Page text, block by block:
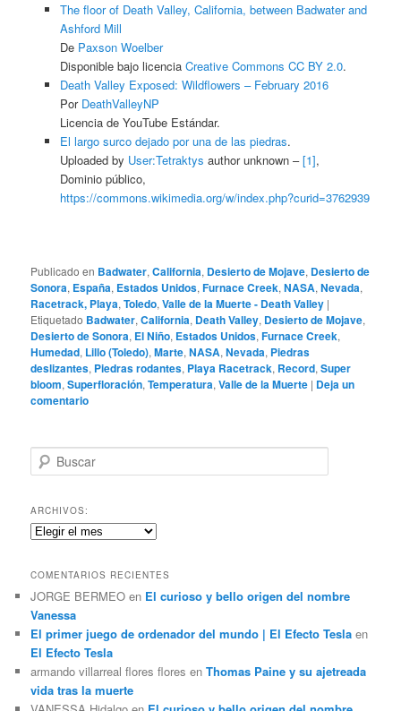
The floor of Death Valley, California, between Badwater and
Ashford Mill
De Paxson Woelber
Disponible bajo licencia Creative Commons CC BY 2.0.
Death Valley Exposed: Wildflowers – February 2016
Por DeathValleyNP
Licencia de YouTube Estándar.
El largo surco dejado por una de las piedras.
Uploaded by User:Tetraktys author unknown –[1],
Dominio público,
https://commons.wikimedia.org/w/index.php?curid=3762939
Publicado en Badwater,California, Desierto de Mojave, Desierto de
Sonora, España, Estados Unidos,Furnace Creek,NASA,Nevada,
Racetrack, Playa,Toledo,Valle de la Muerte - Death Valley |
Etiquetado Badwater,California, Death Valley, Desierto de Mojave,
Desierto de Sonora, El Niño, Estados Unidos,Furnace Creek,
Humedad, Lillo (Toledo),Marte,NASA,Nevada, Piedras
deslizantes, Piedras rodantes, Playa Racetrack, Record,Super
bloom,Superfloración,Temperatura,Valle de la Muerte | Deja un
comentario
u
c
a
r
ARCHIVOS:
Archivos:
COMENTARIOS RECIENTES
JORGE BERMEO en El curioso y bello origen del nombre
Vanessa
El primer juego de ordenador del mundo | El Efecto Tesla en
El Efecto Tesla
armando villarreal flores flores enThomas Paine y su ajetreada
vida tras la muerte